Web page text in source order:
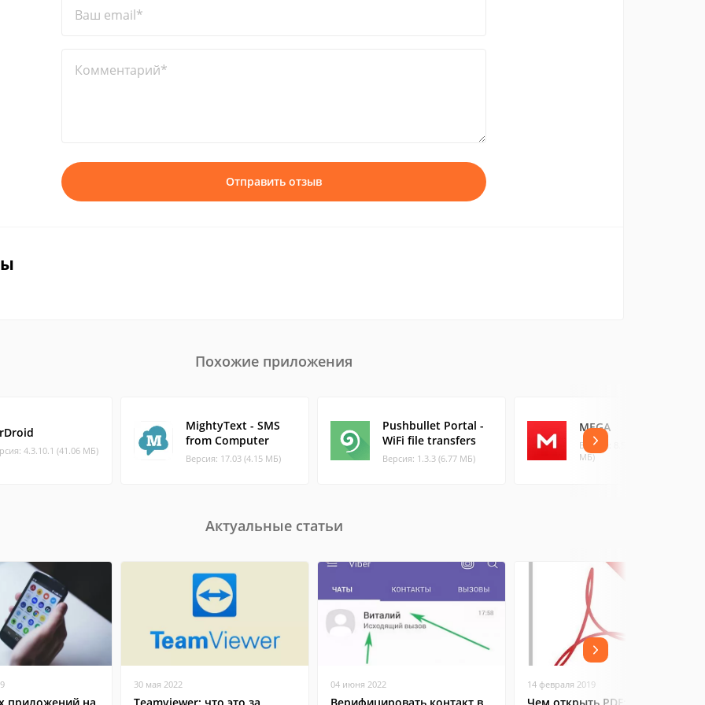
Ваш email*
Комментарий*
Отправить отзыв
Похожие приложения
4.3.10.1 (41.06 МБ)
MightyText - SMS
from Computer
Версия: 17.03 (4.15 МБ)
Pushbullet Portal -
WiFi file transfers
Версия: 1.3.3 (6.77 МБ)
MEGA
Версия: 8.5(2318 (199.87
МБ)
Актуальные статьи
30 мая 2022 04 июня 2022 14 февраля 2019